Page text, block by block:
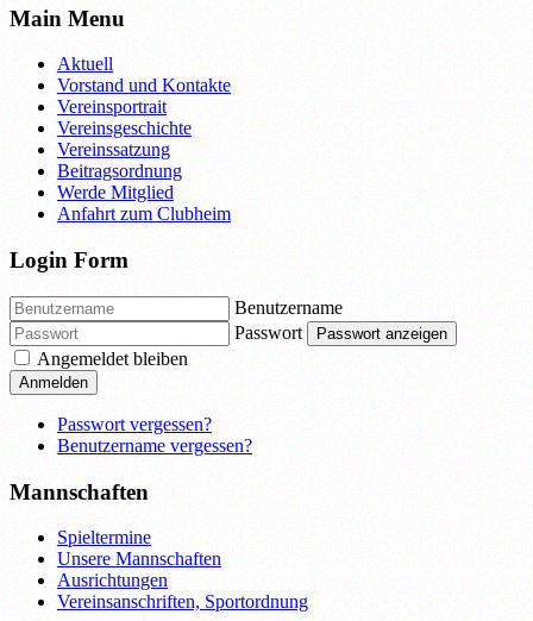
Main Menu
Aktuell
Vorstand und Kontakte
Vereinsportrait
Vereinsgeschichte
Vereinssatzung
Beitragsordnung
Werde Mitglied
Anfahrt zum Clubheim
Login Form
Benutzername
Passwort
Passwort anzeigen
Angemeldet bleiben
Anmelden
Passwort vergessen?
Benutzername vergessen?
Mannschaften
Spieltermine
Unsere Mannschaften
Ausrichtungen
Vereinsanschriften, Sportordnung